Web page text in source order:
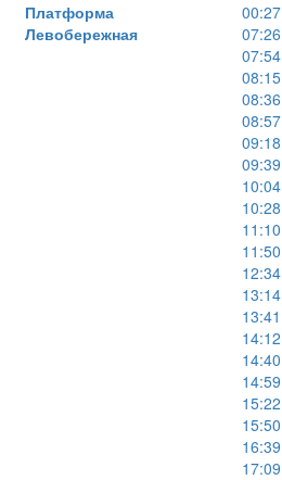
Платформа
Левобережная
00:27
07:26
07:54
08:15
08:36
08:57
09:18
09:39
10:04
10:28
11:10
11:50
12:34
13:14
13:41
14:12
14:40
14:59
15:22
15:50
16:39
17:09